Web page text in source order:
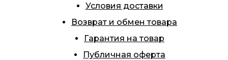
Условия доставки
Возврат и обмен товара
Гарантия на товар
Публичная оферта